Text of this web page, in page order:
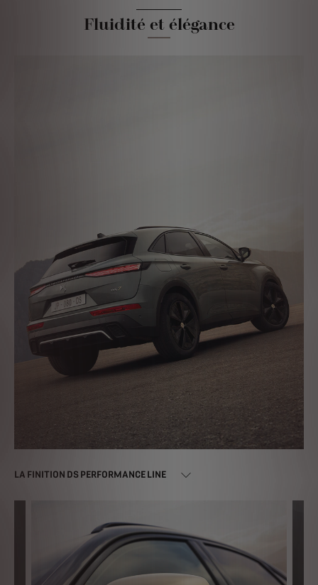
Fluidité et élégance
LA FINITION DS PERFORMANCE LINE